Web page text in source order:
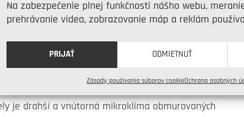
Na zabezpečenie plnej funkčnosti nášho webu,
prehrávanie videa, zobrazovanie máp a reklám
PRIJAŤ ODMIETNUŤ
Zásady používania súborov cookieOchrana osobných
a ľahké. Aj keď je výstavba z tohto materiálu
školením. K najčastejším chybám (ako sú
výstavbe. Rozdiel medzi bielym a sivým
je drahší a vnútorná mikroklíma obmurovaných